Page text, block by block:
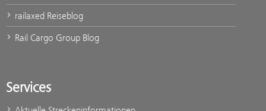
railaxed Reiseblog
Rail Cargo Group Blog
Services